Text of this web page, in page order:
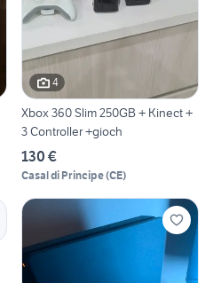
4
Xbox 360 Slim 250GB + Kinect +
3 Controller +gioch
130 €
Casal di Principe(CE)